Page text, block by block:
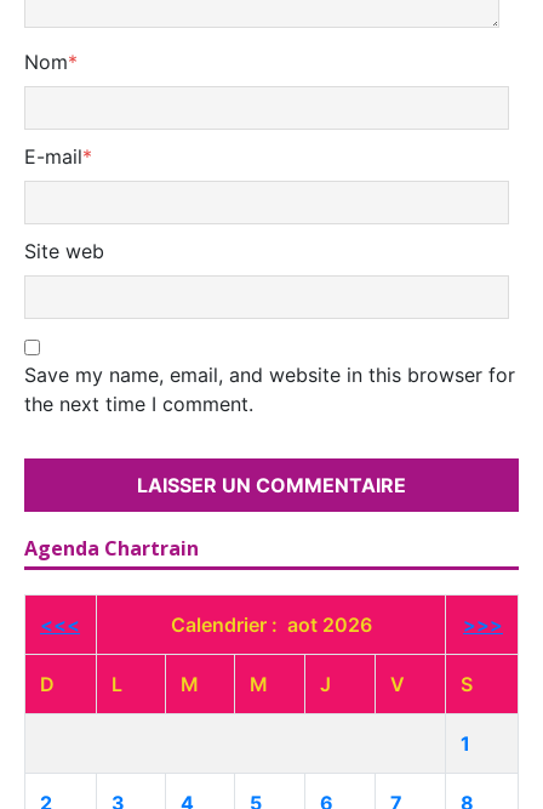
Nom*
E-mail*
Site web
Save my name, email, and website in this browser for
the next time I comment.
Agenda Chartrain
<<< Calendrier : aot 2026 >>>
D L M M J V S
1
2 3 4 5 6 7 8